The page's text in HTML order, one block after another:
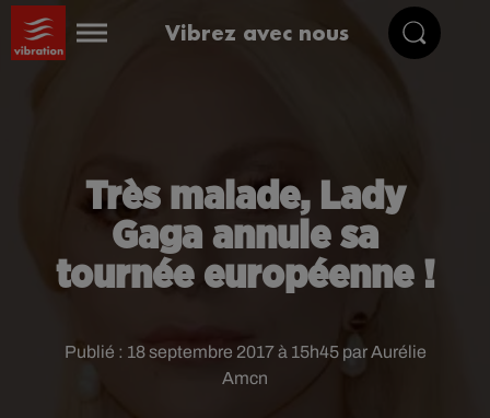
Vibrez avec nous
Très malade, Lady
Gaga annule sa
tournée européenne !
Publié : 18 septembre 2017 à 15h45 par Aurélie
Amcn